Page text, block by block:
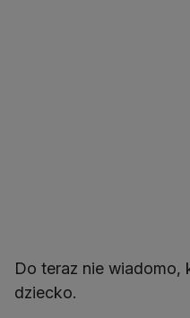
Do teraz nie wiadomo,
dziecko.